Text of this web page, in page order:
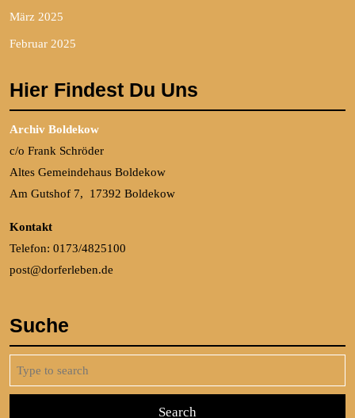
März 2025
Februar 2025
Hier Findest Du Uns
Archiv Boldekow
c/o Frank Schröder
Altes Gemeindehaus Boldekow
Am Gutshof 7, 17392 Boldekow
Kontakt
Telefon: 0173/4825100
post@dorferleben.de
Suche
for: